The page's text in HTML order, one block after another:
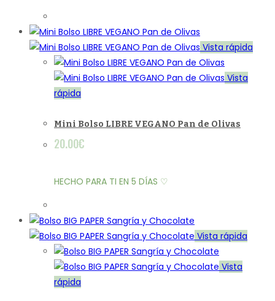
Vista rápida
Vista
rápida
Mini Bolso LIBRE VEGANO Pan de Olivas
20.00€
HECHO PARA TI EN 5 DÍAS ♡
Vista rápida
Vista
rápida